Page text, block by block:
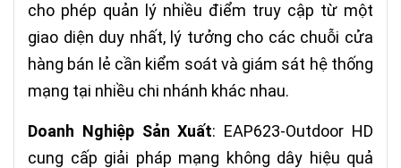
cho phép quản lý nhiều điểm truy cập từ một
giao diện duy nhất, lý tưởng cho các chuỗi cửa
hàng bán lẻ cần kiểm soát và giám sát hệ thống
mạng tại nhiều chi nhánh khác nhau.
Doanh Nghiệp Sản Xuất: EAP623-Outdoor HD
cung cấp giải pháp mạng không dây hiệu quả